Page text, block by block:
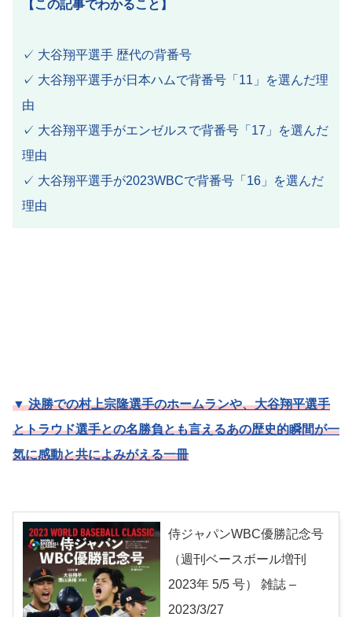
【この記事でわかること】
✓ 大谷翔平選手 歴代の背番号
✓ 大谷翔平選手が日本ハムで背番号「11」を選んだ理
由
✓ 大谷翔平選手がエンゼルスで背番号「17」を選んだ
理由
✓ 大谷翔平選手が2023WBCで背番号「16」を選んだ
理由
▼決勝での村上宗隆選手のホームランや、大谷翔平選手
とトラウド選手との名勝負とも言えるあの歴史的瞬間が一
気に感動と共によみがえる一冊
侍ジャパンWBC優勝記念号
（週刊ベースボール増刊
2023年 5/5 号） 雑誌 –
2023/3/27